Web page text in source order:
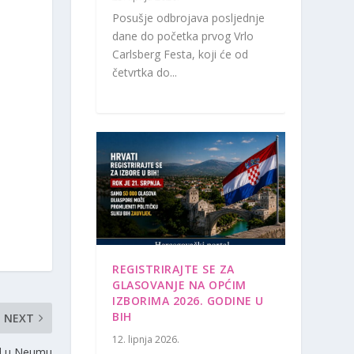
NEXT
Posušje odbrojava posljednje
dane do početka prvog Vrlo
Carlsberg Festa, koji će od
četvrtka do...
REGISTRIRAJTE SE ZA
GLASOVANJE NA OPĆIM
IZBORIMA 2026. GODINE U
BIH
12. lipnja 2026.